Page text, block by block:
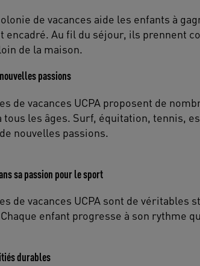
de vacances aide les enfants à
encadré. Au fil du séjour, ils prennent
de la maison.
passions
de vacances UCPA proposent de
tous les âges. Surf, équitation, tennis,
nouvelles passions.
sa passion pour le sport
de vacances UCPA sont de
enfant progresse à son rythme
durables